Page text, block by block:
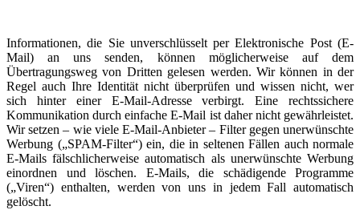
Informationen, die Sie unverschlüsselt per Elektronische Post (E-
Mail) an uns senden, können möglicherweise auf dem
Übertragungsweg von Dritten gelesen werden. Wir können in der
Regel auch Ihre Identität nicht überprüfen und wissen nicht, wer
sich hinter einer E-Mail-Adresse verbirgt. Eine rechtssichere
Kommunikation durch einfache E-Mail ist daher nicht gewährleistet.
Wir setzen – wie viele E-Mail-Anbieter – Filter gegen unerwünschte
Werbung („SPAM-Filter“) ein, die in seltenen Fällen auch normale
E-Mails fälschlicherweise automatisch als unerwünschte Werbung
einordnen und löschen. E-Mails, die schädigende Programme
(„Viren“) enthalten, werden von uns in jedem Fall automatisch
gelöscht.